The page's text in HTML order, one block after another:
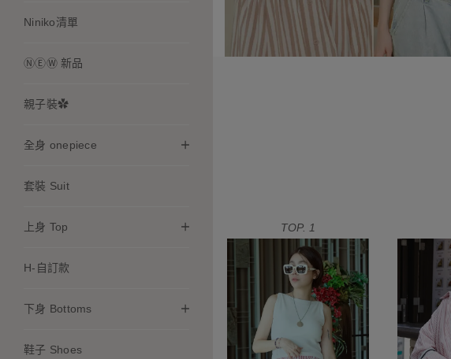
Niniko清單
ⓃⒺⓌ 新品
親子裝✿
全身 onepiece
套裝 Suit
上身 Top
H-自訂款
下身 Bottoms
鞋子 Shoes
TOP. 1